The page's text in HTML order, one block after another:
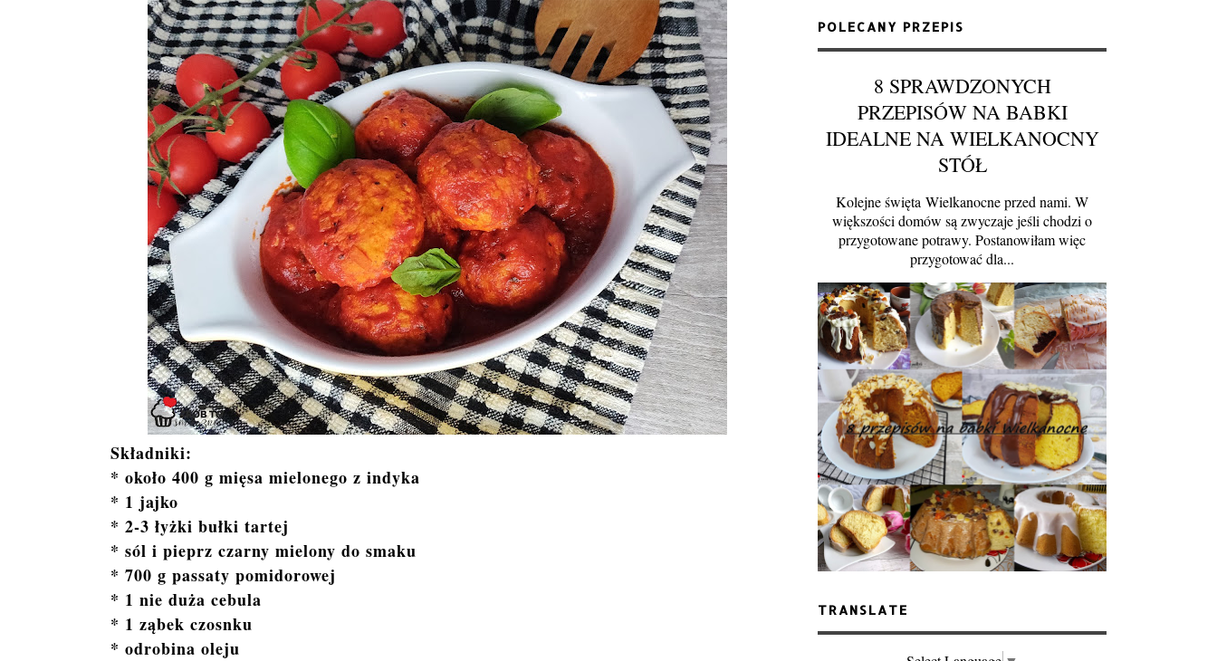
Składniki:
* około 400 g mięsa mielonego z indyka
* 1 jajko
* 2-3 łyżki bułki tartej
* sól i pieprz czarny mielony do smaku
* 700 g passaty pomidorowej
* 1 nie duża cebula
* 1 ząbek czosnku
* odrobina oleju
POLECANY PRZEPIS
8 SPRAWDZONYCH
PRZEPISÓW NA BABKI
IDEALNE NA WIELKANOCNY
STÓŁ
Kolejne święta Wielkanocne przed nami. W
większości domów są zwyczaje jeśli chodzi o
przygotowane potrawy. Postanowiłam więc
przygotować dla...
TRANSLATE